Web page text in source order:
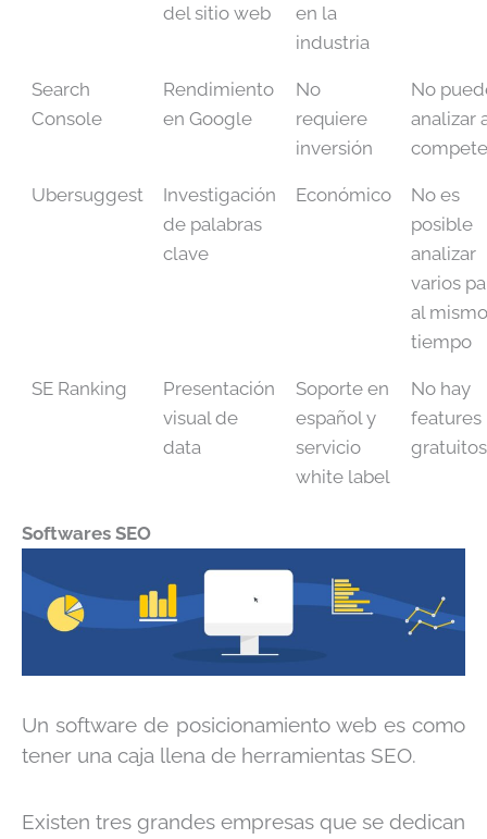
del sitio web
en la
industria
Search
Console
Rendimiento
en Google
No
requiere
inversión
No
analizar
Ubersuggest
Investigación
de palabras
clave
Económico
No es
posible
analizar
varios
al mismo
tiempo
SE Ranking
Presentación
visual de
data
Soporte en
español y
servicio
white label
No hay
features
gratuitos
Softwares SEO
Un software de posicionamiento web es como
tener una caja llena de herramientas SEO.
Existen tres grandes empresas que se dedican